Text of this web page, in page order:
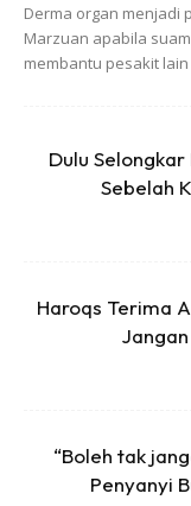
Kalau dia balik
beratkan mereka.
dunia, kita yang
Toksah kalut lah”
Derma organ menjadi
Marzuan apabila
membantu pesakit
Dulu
Sebelah
Haroqs Terima
“Boleh tak
Penyanyi